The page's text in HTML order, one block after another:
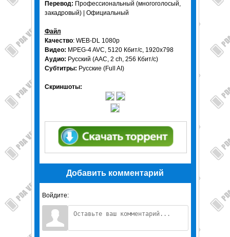
Перевод: Профессиональный (многоголосый,
закадровый) | Официальный
Файл
Качество: WEB-DL 1080p
Видео: MPEG-4 AVC, 5120 Кбит/с, 1920x798
Аудио: Русский (AAC, 2 ch, 256 Кбит/с)
Субтитры: Русские (Full AI)
Скриншоты:
Добавить комментарий
Войдите: